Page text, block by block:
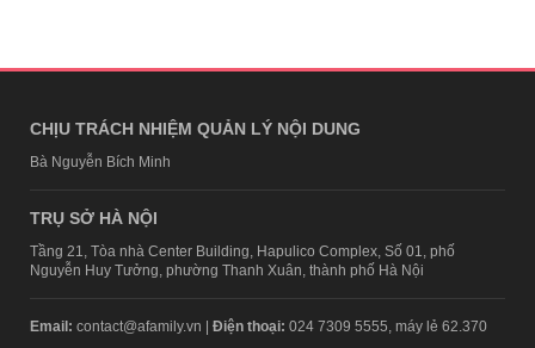
CHỊU TRÁCH NHIỆM QUẢN LÝ NỘI DUNG
Bà Nguyễn Bích Minh
TRỤ SỞ HÀ NỘI
Tầng 21, Tòa nhà Center Building, Hapulico Complex, Số 01, phố
Nguyễn Huy Tưởng, phường Thanh Xuân, thành phố Hà Nội
Email: contact@afamily.vn | Điện thoại: 024 7309 5555, máy lẻ 62.370